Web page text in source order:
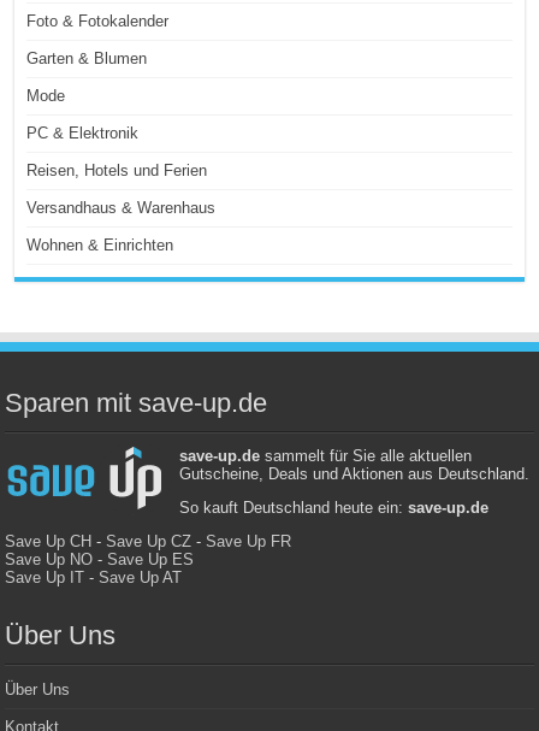
Foto & Fotokalender
Garten & Blumen
Mode
PC & Elektronik
Reisen, Hotels und Ferien
Versandhaus & Warenhaus
Wohnen & Einrichten
Sparen mit save-up.de
save-up.desammelt für Sie alle aktuellen
Gutscheine, Deals und Aktionen aus Deutschland.
So kauft Deutschland heute ein: save-up.de
Save Up CH -Save Up CZ -Save Up FR
Save Up NO -Save Up ES
Save Up IT -Save Up AT
Über Uns
Über Uns
Kontakt